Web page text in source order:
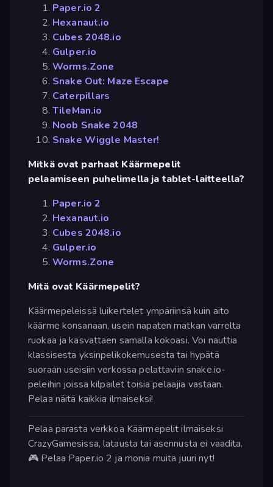
Paper.io 2
Hexanaut.io
Cubes 2048.io
Gulper.io
Worms.Zone
Snake Out: Maze Escape
Caterpillars
TileMan.io
Noob Snake 2048
Snake Wiggle Master!
Mitkä ovat parhaat Käärmepelit
pelaamiseen puhelimella ja tablet-laitteella?
Paper.io 2
Hexanaut.io
Cubes 2048.io
Gulper.io
Worms.Zone
Mitä ovat Käärmepelit?
Käärmepeleissä luikertelet ympäriinsä kuin aito
käärme konsanaan, usein napaten matkan varrelta
ruokaa ja kasvattaen samalla kokoasi. Voi nauttia
klassisesta yksinpelikokemusesta tai hypätä
suoraan useisiin verkossa pelattaviin snake.io-
peleihin joissa kilpailet toisia pelaajia vastaan.
Pelaa näitä kaikkia ilmaiseksi!
Pelaa parasta verkkoa Käärmepelit ilmaiseksi
CrazyGamesissa, latausta tai asennusta ei vaadita.
🎮 Pelaa Paper.io 2 ja monia muita juuri nyt!